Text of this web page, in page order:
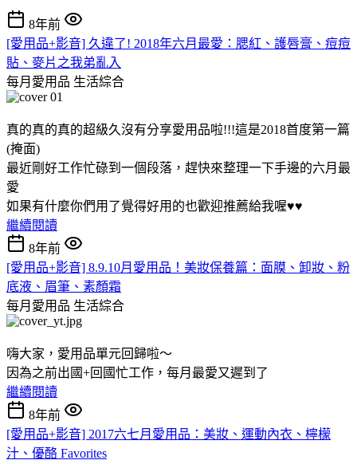
8年前
[愛用品+影音] 久違了! 2018年六月最愛：腮紅、護唇膏、痘痘
貼、麥片之我弟亂入
每月愛用品 生活綜合
真的真的真的超級久沒有分享愛用品啦!!!這是2018首度第一篇
(掩面)
最近剛好工作忙碌到一個段落，趕快來整理一下手邊的六月最
愛
如果有什麼你們用了覺得好用的也歡迎推薦給我喔♥♥
繼續閱讀
8年前
[愛用品+影音] 8.9.10月愛用品！美妝保養篇：面膜、卸妝、粉
底液、眉筆、素顏霜
每月愛用品 生活綜合
嗨大家，愛用品單元回歸啦～
因為之前出國+回國忙工作，每月最愛又遲到了
繼續閱讀
8年前
[愛用品+影音] 2017六七月愛用品：美妝、運動內衣、檸檬
汁、優酪 Favorites